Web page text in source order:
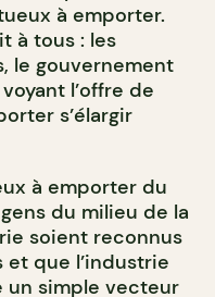
à emporter.
à tous : les
le gouvernement
l’offre de
s’élargir
à emporter du
du milieu de la
soient reconnus
que l’industrie
un simple vecteur